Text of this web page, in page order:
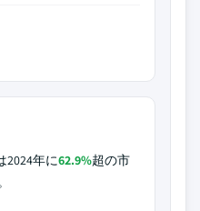
2024年に62.9%超の市